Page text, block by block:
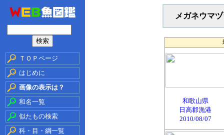
ＴＯＰページ
はじめに
画像の表示は？
和名一覧
似たもの検索
科・目・綱一覧
メガネウマ
和歌山県
日高郡漁港
2010/08/07